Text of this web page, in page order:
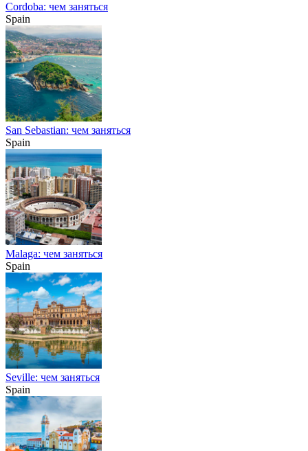
Cordoba: чем заняться
Spain
San Sebastian: чем заняться
Spain
Malaga: чем заняться
Spain
Seville: чем заняться
Spain